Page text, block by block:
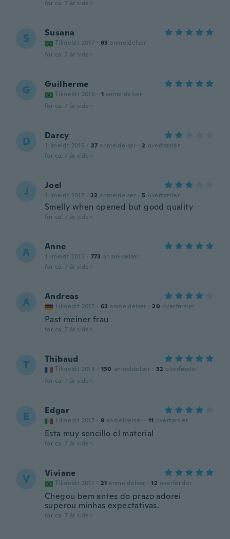
for ca. 7 år siden
S Susana
Tilmeldt 2017 · 63 anmeldelser
for ca. 7 år siden
G Guilherme
Tilmeldt 2018 · 1 anmeldelser
for ca. 7 år siden
D Darcy
Tilmeldt 2015 · 27 anmeldelser · 2 overførsler
for ca. 7 år siden
J Joel
Tilmeldt 2017 · 22 anmeldelser · 5 overførsler
Smelly when opened but good quality
for ca. 7 år siden
A Anne
Tilmeldt 2015 · 773 anmeldelser
for ca. 7 år siden
A Andreas
Tilmeldt 2017 · 63 anmeldelser · 20 overførsler
Past meiner frau
for ca. 7 år siden
T Thibaud
Tilmeldt 2018 · 130 anmeldelser · 32 overførsler
for ca. 7 år siden
E Edgar
Tilmeldt 2017 · 9 anmeldelser · 11 overførsler
Esta muy sencillo el material
for ca. 7 år siden
V Viviane
Tilmeldt 2017 · 21 anmeldelser · 12 overførsler
Chegou bem antes do prazo adorei
superou minhas expectativas.
for ca. 7 år siden